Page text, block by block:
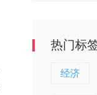
热门标
经济